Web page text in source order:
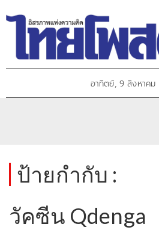
อาทิตย์, 9 สิงหาคม
ป้ายกำกับ :
วัคซีน Qdenga